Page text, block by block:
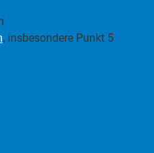
, insbesondere Punkt 5